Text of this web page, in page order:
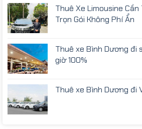
Thuê Xe Limousine Cần
Trọn Gói Không Phí Ẩn
Thuê xe Bình Dương đi
giờ 100%
Thuê xe Bình Dương đi